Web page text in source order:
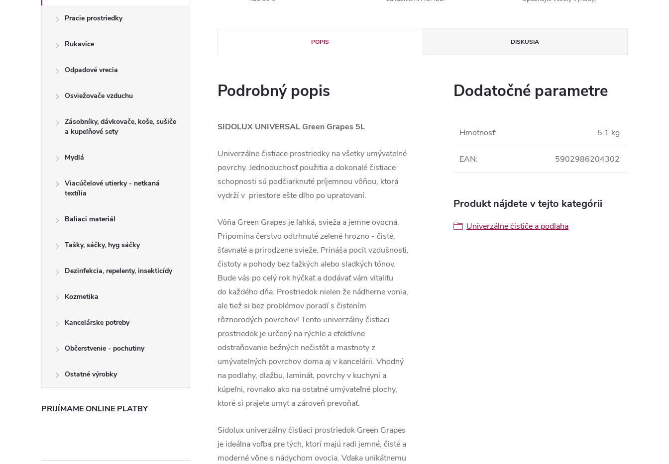
Pracie prostriedky
Rukavice
Odpadové vrecia
Osviežovače vzduchu
Zásobníky, dávkovače, koše, sušiče
a kupeľňové sety
Mydlá
Viacúčelové utierky - netkaná
textília
Baliaci materiál
Tašky, sáčky, hyg sáčky
Dezinfekcia, repelenty, insekticídy
Kozmetika
Kancelárske potreby
Občerstvenie - pochutiny
Ostatné výrobky
PRIJÍMAME ONLINE PLATBY
POPIS DISKUSIA
Podrobný popis
SIDOLUX UNIVERSAL Green Grapes 5L
Univerzálne čistiace prostriedky na všetky umývateľné
povrchy. Jednoduchosť použitia a dokonalé čistiace
schopnosti sú podčiarknuté príjemnou vôňou, ktorá
vydrží v priestore ešte dlho po upratovaní.
Vôňa Green Grapes je ľahká, svieža a jemne ovocná.
Pripomína čerstvo odtrhnuté zelené hrozno - čisté,
šťavnaté a prirodzene svieže. Prináša pocit vzdušnosti,
čistoty a pohody bez ťažkých alebo sladkých tónov.
Bude vás po celý rok hýčkať a dodávať vám vitalitu
do každého dňa. Prostriedok nielen že nádherne vonia,
ale tiež si bez problémov poradí s čistením
rôznorodých povrchov! Tento univerzálny čistiaci
prostriedok je určený na rýchle a efektívne
odstraňovanie bežných nečistôt a mastnoty z
umývateľných povrchov doma aj v kancelárii. Vhodný
na podlahy, dlažbu, laminát, povrchy v kuchyni a
kúpeľni, rovnako ako na ostatné umývateľné plochy,
ktoré si prajete umyť a zároveň prevoňať.
Sidolux univerzálny čistiaci prostriedok Green Grapes
je ideálna voľba pre tých, ktorí majú radi jemné, čisté a
moderné vône s nádychom ovocia. Vďaka unikátnemu
Dodatočné parametre
Hmotnosť: 5.1 kg
EAN: 5902986204302
Produkt nájdete v tejto kategórii
Univerzálne čističe a podlaha